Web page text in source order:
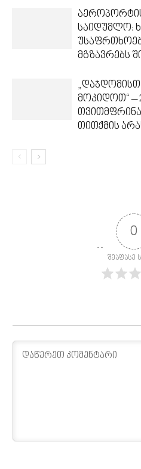
საიდუმლო:
მგზავრებს
მოკიდოთ“ –
თითქმის
0
შეაფასე